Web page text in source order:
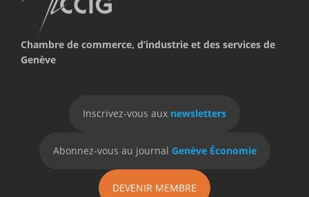
Chambre de commerce, d’industrie et des services de
Genève
Inscrivez-vous aux newsletters
Abonnez-vous au journal Genève Économie
DEVENIR MEMBRE